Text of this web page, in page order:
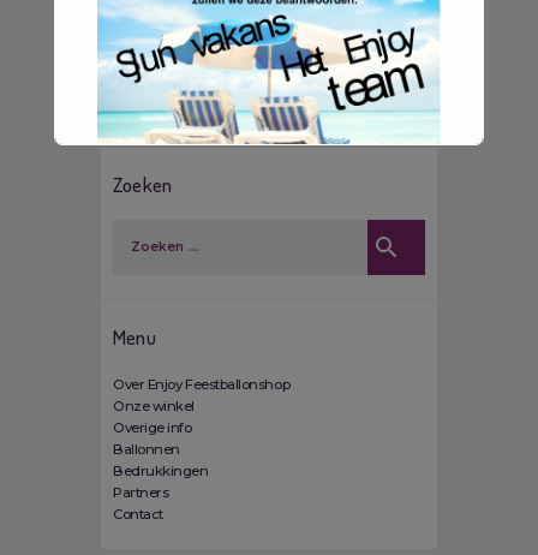
Originele foto cadeaus
Zoeken
Menu
Over Enjoy Feestballonshop
Onze winkel
Overige info
Ballonnen
Bedrukkingen
Partners
Contact